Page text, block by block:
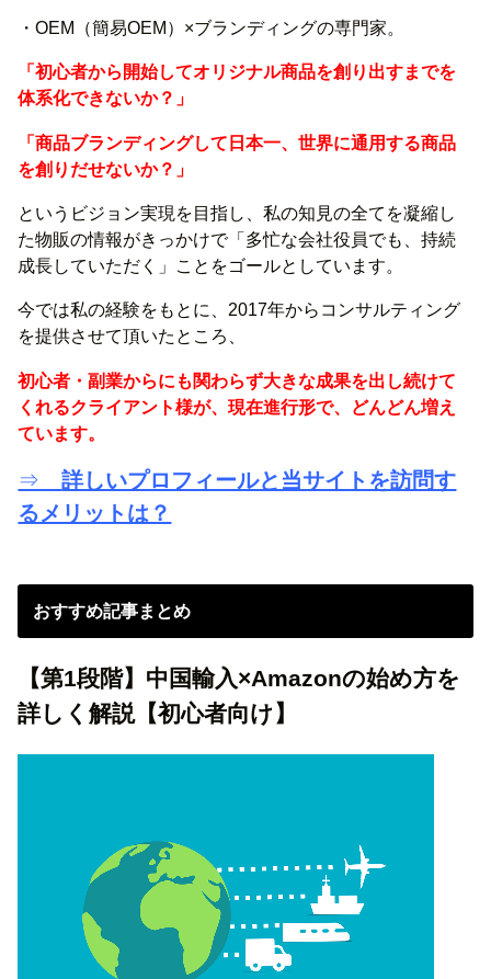
・OEM（簡易OEM）×ブランディングの専門家。
「初心者から開始してオリジナル商品を創り出すまでを
体系化できないか？」
「商品ブランディングして日本一、世界に通用する商品
を創りだせないか？」
というビジョン実現を目指し、私の知見の全てを凝縮し
た物販の情報がきっかけで「多忙な会社役員でも、持続
成長していただく」ことをゴールとしています。
今では私の経験をもとに、2017年からコンサルティング
を提供させて頂いたところ、
初心者・副業からにも関わらず大きな成果を出し続けて
くれるクライアント様が、現在進行形で、どんどん増え
ています。
⇒詳しいプロフィールと当サイトを訪問す
るメリットは？
おすすめ記事まとめ
【第1段階】中国輸入×Amazonの始め方を
詳しく解説【初心者向け】